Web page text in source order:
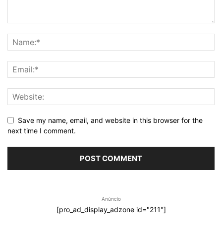
Save my name, email, and website in this browser for the
next time I comment.
Anúncio
[pro_ad_display_adzone id="211"]